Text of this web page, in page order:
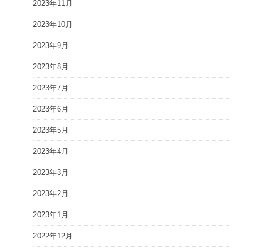
2023年11月
2023年10月
2023年9月
2023年8月
2023年7月
2023年6月
2023年5月
2023年4月
2023年3月
2023年2月
2023年1月
2022年12月